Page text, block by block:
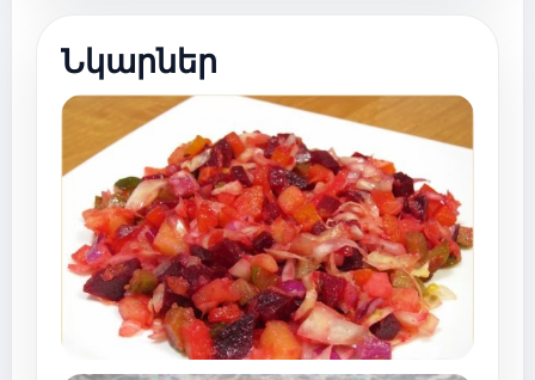
Նկարներ